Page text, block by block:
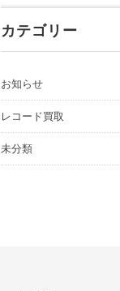
カテゴリー
お知らせ
レコード買取
未分類